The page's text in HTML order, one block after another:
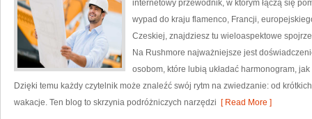
internetowy przewodnik, w którym łączą się
wypad do kraju flamenco, Francji,
Czeskiej, znajdziesz tu wieloaspektowe
Na Rushmore najważniejsze jest
osobom, które lubią układać harmonogram,
Dzięki temu każdy czytelnik może znaleźć swój rytm na zwiedzanie: od
wakacje. Ten blog to skrzynia podróżniczych narzędzi [ Read More ]